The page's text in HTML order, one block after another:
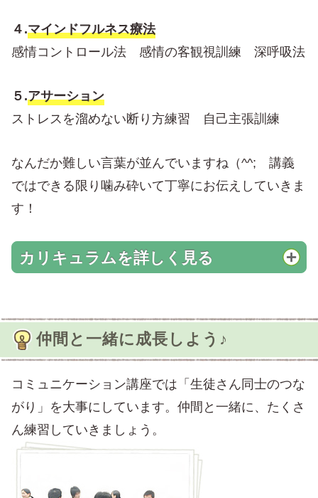
４.マインドフルネス療法
感情コントロール法 感情の客観視訓練 深呼吸法
５.アサーション
ストレスを溜めない断り方練習 自己主張訓練
なんだか難しい言葉が並んでいますね（^^; 講義
ではできる限り噛み砕いて丁寧にお伝えしていきま
す！
カリキュラムを詳しく見る
仲間と一緒に成長しよう♪
コミュニケーション講座では「生徒さん同士のつな
がり」を大事にしています。仲間と一緒に、たくさ
ん練習していきましょう。